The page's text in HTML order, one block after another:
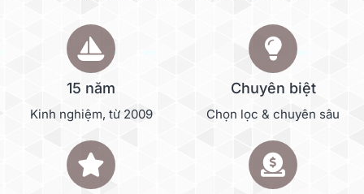
15 năm
Kinh nghiệm, từ 2009
Chuyên biệt
Chọn lọc & chuyên sâu